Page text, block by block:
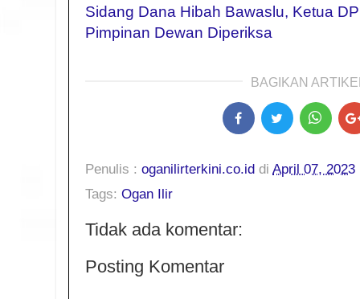
Sidang Dana Hibah Bawaslu, Ketua
Pimpinan Dewan Diperiksa
BAGIKAN
Penulis : oganilirterkini.co.id di April 07, 2023
Tags: Ogan Ilir
Tidak ada komentar:
Posting Komentar